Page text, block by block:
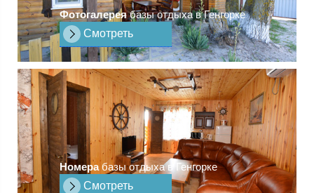
Фотогалереябазы отдыха в Генгорке
Смотреть
Номерабазы отдыха в Генгорке
Смотреть